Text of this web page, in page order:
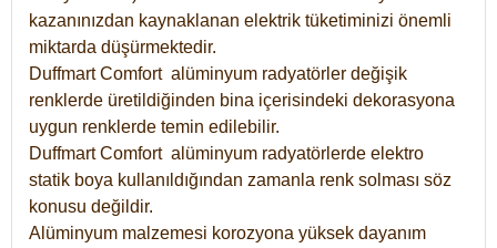
kazanınızdan kaynaklanan elektrik tüketiminizi önemli
miktarda düşürmektedir.
Duffmart Comfort alüminyum radyatörler değişik
renklerde üretildiğinden bina içerisindeki dekorasyona
uygun renklerde temin edilebilir.
DuffmartComfort alüminyum radyatörlerde elektro
statik boya kullanıldığından zamanla renk solması söz
konusu değildir.
Alüminyum malzemesi korozyona yüksek dayanım